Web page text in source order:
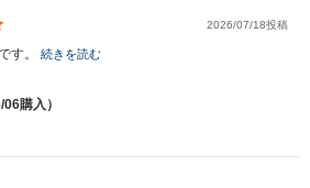
2026/07/18投稿
す。 続きを読む
購入）